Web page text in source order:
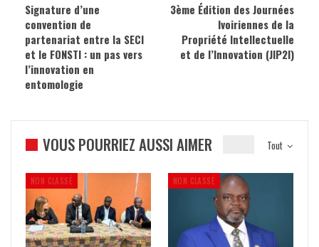
Signature d’une
convention de
partenariat entre la SECI
et le FONSTI : un pas vers
l’innovation en
entomologie
3ème Édition des Journées
Ivoiriennes de la
Propriété Intellectuelle
et de l’Innovation (JIP2I)
Tout
VOUS POURRIEZ AUSSI AIMER
NON CLASSÉ NON CLASSÉ